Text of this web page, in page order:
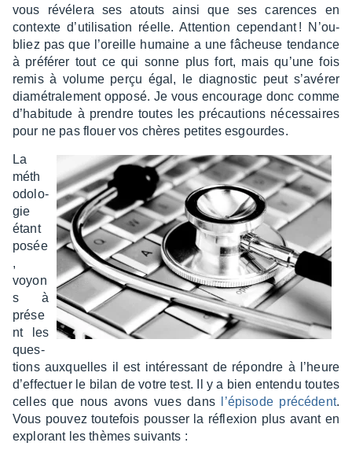
vous révé­lera ses atouts ainsi que ses carences en
contexte d’uti­li­sa­tion réelle. Atten­tion cepen­dant ! N’ou­
bliez pas que l’oreille humaine a une fâcheuse tendance
à préfé­rer tout ce qui sonne plus fort, mais qu’une fois
remis à volume perçu égal, le diag­nos­tic peut s’avé­rer
diamé­tra­le­ment opposé. Je vous encou­rage donc comme
d’ha­bi­tude à prendre toutes les précau­tions néces­saires
pour ne pas flouer vos chères petites esgourdes.
La
méth
o­do­lo­
gie
étant
posée
,
voyon
s à
prése
nt les
ques­
tions auxquelles il est inté­res­sant de répondre à l’heure
d’ef­fec­tuer le bilan de votre test. Il y a bien entendu toutes
celles que nous avons vues dans
l’épi­sode précé­dent.
Vous pouvez toute­fois pous­ser la réflexion plus avant en
explo­rant les thèmes suivants :